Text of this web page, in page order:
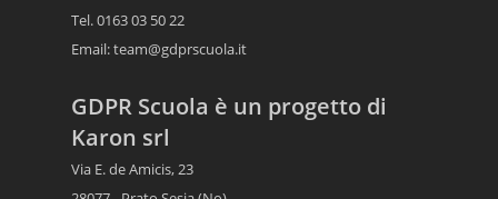
Tel. 0163 03 50 22
Email:team@gdprscuola.it
GDPR Scuola è un progetto di
Karon srl
Via E. de Amicis, 23